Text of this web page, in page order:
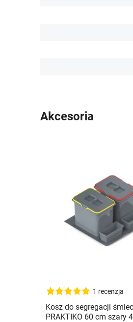
Akcesoria
1 recenzja
Kosz do segregacji
PRAKTIKO 60 cm szary